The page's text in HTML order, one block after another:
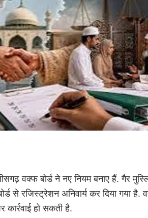
वक्फ बोर्ड ने नए नियम बनाए हैं. गैर
से रजिस्ट्रेशन अनिवार्य कर दिया गया है.
कार्रवाई हो सकती है.